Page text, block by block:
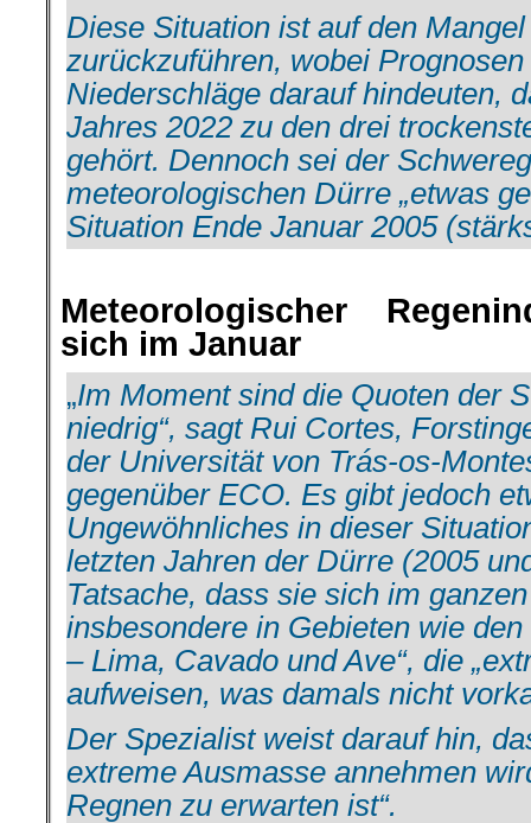
Diese Situation ist auf den
zurückzuführen, wobei
Niederschläge darauf hindeuten,
Jahres 2022 zu den drei
gehört. Dennoch sei der
meteorologischen Dürre „etwas
Situation Ende Januar 2005
Meteorologischer
sich im Januar
„Im Moment sind die Quoten der
niedrig“, sagt Rui Cortes,
der Universität von Trás-os-
gegenüber ECO. Es gibt jedoch
Ungewöhnliches in dieser
letzten Jahren der Dürre (2005
Tatsache, dass sie sich im
insbesondere in Gebieten wie
– Lima, Cavado und Ave“, die
aufweisen, was damals nicht
Der Spezialist weist darauf hin,
extreme Ausmasse annehmen
Regnen zu erwarten ist“.